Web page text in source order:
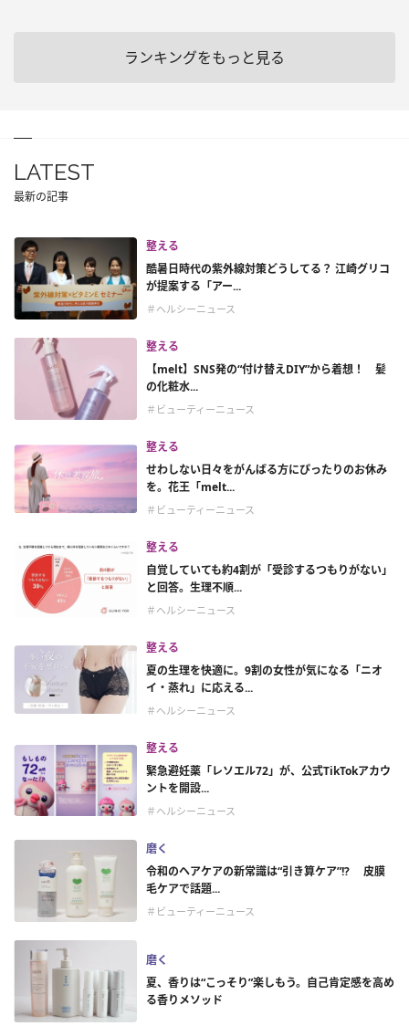
ランキングをもっと見る
LATEST
最新の記事
整える
酷暑日時代の紫外線対策どうしてる？ 江崎グリコ
が提案する「アー...
＃ヘルシーニュース
整える
【melt】SNS発の“付け替えDIY”から着想！ 髪
の化粧水...
＃ビューティーニュース
整える
せわしない日々をがんばる方にぴったりのお休み
を。花王「melt...
＃ビューティーニュース
整える
自覚していても約4割が「受診するつもりがない」
と回答。生理不順...
＃ヘルシーニュース
整える
夏の生理を快適に。9割の女性が気になる「ニオ
イ・蒸れ」に応える...
＃ヘルシーニュース
整える
緊急避妊薬「レソエル72」が、公式TikTokアカウ
ントを開設...
＃ヘルシーニュース
磨く
令和のヘアケアの新常識は“引き算ケア”!? 皮膜
毛ケアで話題...
＃ビューティーニュース
磨く
夏、香りは“こっそり”楽しもう。自己肯定感を高め
る香りメソッド